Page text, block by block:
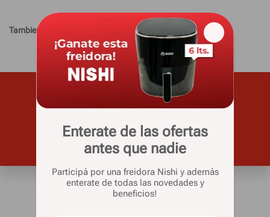
Enterate de las ofertas
antes que nadie
Participá por una freidora Nishi y además
enterate de todas las novedades y
beneficios!
Tambien te pueden interesar
Subscribite para recibir todas las
novedades y ofertas
Casa Silvia